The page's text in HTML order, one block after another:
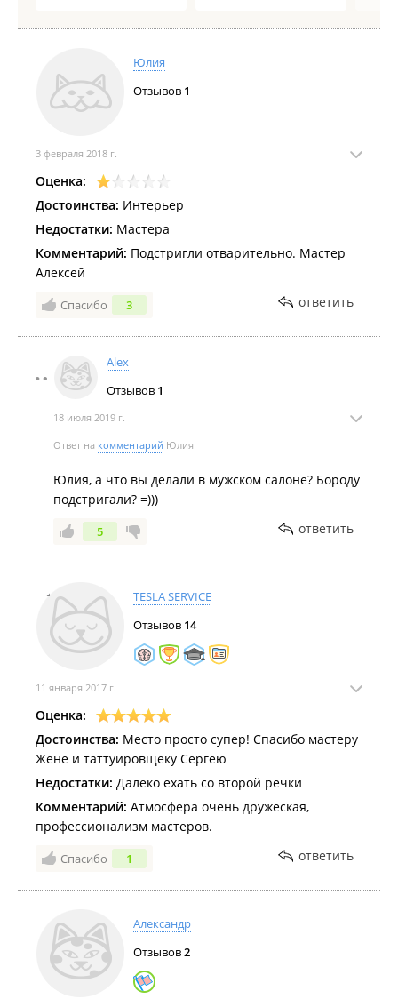
Юлия
Отзывов 1
3 февраля 2018 г.
Оценка:
Достоинства: Интерьер
Недостатки: Мастера
Комментарий: Подстригли отварительно. Мастер
Алексей
Спасибо 3 ответить
Alex
Отзывов 1
18 июля 2019 г.
Ответ на комментарий Юлия
Юлия, а что вы делали в мужском салоне? Бороду
подстригали? =)))
5 ответить
TESLA SERVICE
Отзывов 14
11 января 2017 г.
Оценка:
Достоинства: Место просто супер! Спасибо мастеру
Жене и таттуировщеку Сергею
Недостатки: Далеко ехать со второй речки
Комментарий: Атмосфера очень дружеская,
профессионализм мастеров.
Спасибо 1 ответить
Александр
Отзывов2